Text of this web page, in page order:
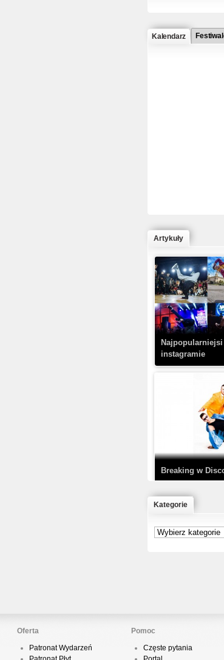
Kaczorex w
– Kobieta z
TEDE & SIR
DISCO NOIR
Prod. Chubeats,
KrisBo - Cienie
Kalendarz
Artykuły
instagramie
Breaking w
Kategorie
Oferta
Patronat Wydarzeń
Pomoc
Częste pytania